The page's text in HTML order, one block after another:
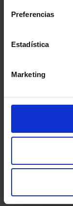
Preferencias
Estadística
Marketing